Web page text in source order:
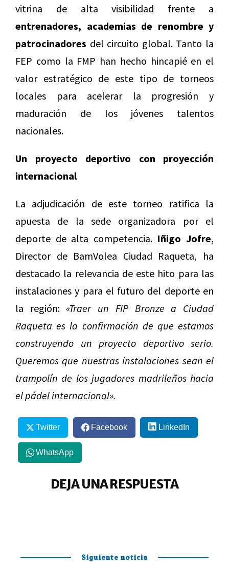
vitrina de alta visibilidad frente a
entrenadores, academias de renombre y
patrocinadores del circuito global. Tanto la
FEP como la FMP han hecho hincapié en el
valor estratégico de este tipo de torneos
locales para acelerar la progresión y
maduración de los jóvenes talentos
nacionales.
Un proyecto deportivo con proyección
internacional
La adjudicación de este torneo ratifica la
apuesta de la sede organizadora por el
deporte de alta competencia. Iñigo Jofre,
Director de BamVolea Ciudad Raqueta, ha
destacado la relevancia de este hito para las
instalaciones y para el futuro del deporte en
la región:«Traer un FIP Bronze a Ciudad
Raqueta es la confirmación de que estamos
construyendo un proyecto deportivo serio.
Queremos que nuestras instalaciones sean el
trampolín de los jugadores madrileños hacia
el pádel internacional».
Twitter Facebook LinkedIn
WhatsApp
DEJA UNA RESPUESTA
Siguiente noticia